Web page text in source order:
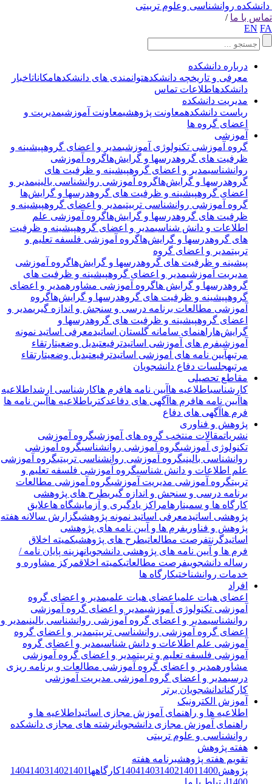
روانشناسی وعلوم تربیتی
با ما /
EN
درباره دانشکده
معرفی و تاریخچه دانشکدهتوانمندی های دانشکدهامکاناتاخبار
دانشکدهاطلاعات تماس
مدیریت دانشکده
ریاست دانشکدهمعاونت پژوهشیمعاونت آموزشیمدیریت و
اعضای گروه ها
آموزشی
گروه آموزشی تکنولوژی آموزشیمدیر و اعضای گروهپیشینه و
ظرفیت های گروهدرسها و گرایش‌هاگروه آموزشی
روانشناسیمدیر و اعضای گروهپیشینه و ظرفیت های
گروهدرسها و گرایش‌هاگروه آموزشی روانشناسی بالینیمدیر و
اعضای گروهپیشینه و ظرفیت های گروهدرسها و گرایش‌ها
گروه آموزشی روانشناسی تربیتیمدیر و اعضای گروهپیشینه و
ظرفیت های گروهدرسها و گرایش‌هاگروه آموزشی علم
اطلاعات و دانش شناسیمدیر و اعضای گروهپیشینه و ظرفیت
های گروهدرسها و گرایش‌هاگروه آموزشی فلسفه تعلیم و
تربیتمدیر و اعضای گروه
پیشینه و ظرفیت های گروهدرسها و گرایش‌هاگروه آموزشی
مدیریت آموزشیمدیر و اعضای گروهپیشینه و ظرفیت های
گروهدرسها و گرایش هاگروه آموزشی مشاوره مدیر و اعضای
گروهپیشینه و ظرفیت های گروهدرسها و گرایش‌هاگروه
آموزشی مطالعات برنامه درسی و سنجش و اندازه گیریمدیر و
اعضای گروهپیشینه و ظرفیت های گروهدرسها و
گرایش‌هاراهنمای سامانه گلستان اساتیدمعرفی اساتید نمونه
آموزشیفرم های آموزشی اساتیدترفیعتبدیل وضعیتارتقاء
مرتبهآیین نامه های آموزشی اساتیدترفیعتبدیل وضعیتارتقاء
مرتبهجلسات دفاع دانشجویان
مقاطع تحصیلی
کارشناسیاطلاعیه هاآیین نامه هافرم هاکارشناسی ارشداطلاعیه
هاآیین نامه هافرم هاآگهی های دفاعدکتریاطلاعیه هاآیین نامه ها
فرم هاآگهی های دفاع
پژوهش و فناوری
نشریاتمقالات منتخب گروه های آموزشیگروه آموزشی
تکنولوژی آموزشیگروه آموزشی روانشناسیگروه آموزشی
روانشناسی بالینیگروه آموزشی روانشناسی تربیتیگروه آموزشی
علم اطلاعات و دانش شناسیگروه آموزشی فلسفه تعلیم و
تربیتگروه آموزشی مدیریت آموزشیگروه آموزشی مطالعات
برنامه درسی و سنجش و اندازه گیریطرح های پژوهشی
کارگاه ها و سمینارهامراکز یادگیری و آزمایشگاه هاعلایق
پژوهشی اساتیدمعرفی اساتید نمونه پژوهشیگزارش سالانه هفته
پژوهش و فناوریفرم ها و آیین نامه های پژوهشی
اساتیدگرنت فرصت مطالعاتیطرح های پژوهشیکمیته اخلاق
فرم ها و آیین نامه های پژوهشی دانشجویانهزینه پایان نامه /
رساله دانشجوییفرصت مطالعاتیکمیته اخلاقمرکز مشاوره و
خدمات روانشناختیکارگاه ها
افراد
اعضای هیات علمیاعضای هیات علمیمدیر و اعضای گروه
آموزشی تکنولوژی آموزشیمدیر و اعضای گروه آموزشی
روانشناسیمدیر و اعضای گروه آموزشی روانشناسی بالینیمدیر و
اعضای گروه آموزشی روانشناسی تربیتیمدیر و اعضای گروه
آموزشی علم اطلاعات و دانش شناسیمدیر و اعضای گروه
آموزشی فلسفه تعلیم و تربیتمدیر و اعضای گروه آموزشی
مشاوره مدیر و اعضای گروه آموزشی مطالعات و برنامه ریزی
درسیمدیر و اعضای گروه آموزشی مدیریت آموزشی
کارکناندانشجویان برتر
آموزش الکترونیک
اطلاعیه ها و راهنمای آموزش مجازی اساتیداطلاعیه ها و
راهنمای آموزش مجازی دانشجویانرشته های مجازی دانشکده
روانشناسی و علوم تربیتی
هفته پژوهش
تقویم هفته پژوهشبرنامه هفته
پژوهش
14041403140214011400 کارگاهها 1404140314021401
1400ارتباط با ما